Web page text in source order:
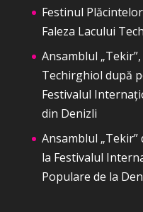
Festinul
Faleza Lacului
Ansamblul
Techirghiol după
Festivalul
din Denizli
Ansamblul
la Festivalul
Populare de la